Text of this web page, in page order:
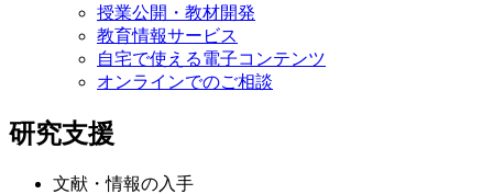
授業公開・教材開発
教育情報サービス
自宅で使える電子コンテンツ
オンラインでのご相談
研究支援
文献・情報の入手